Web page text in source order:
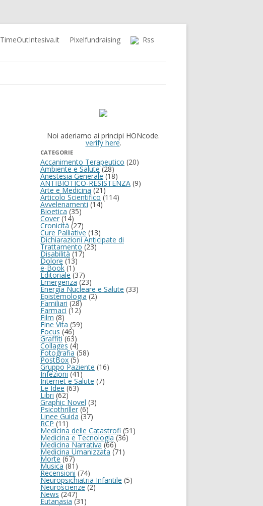
TimeOutIntesiva.it Pixelfundraising Rss
Noi aderiamo ai principi HONcode.
verify here.
CATEGORIE
Accanimento Terapeutico (20)
Ambiente e Salute(28)
Anestesia Generale(18)
ANTIBIOTICO-RESISTENZA (9)
Arte e Medicina(21)
Articolo Scientifico (114)
Avvelenamenti(14)
Bioetica(35)
Cover(14)
Cronicità (27)
Cure Palliative (13)
Dichiarazioni Anticipate di
Trattamento(23)
Disabilità(17)
Dolore(13)
e-Book(1)
Editoriale (37)
Emergenza (23)
Energia Nucleare e Salute (33)
Epistemologia(2)
Familiari(28)
Farmaci(12)
Film(8)
Fine Vita (59)
Focus(46)
Graffiti(63)
Collages (4)
Fotografia (58)
PostBox(5)
Gruppo Paziente (16)
Infezioni(41)
Internet e Salute (7)
Le Idee(63)
Libri(62)
Graphic Novel (3)
Psicothriller(6)
Linee Guida (37)
RCP(11)
Medicina delle Catastrofi (51)
Medicina e Tecnologia(36)
Medicina Narrativa(66)
Medicina Umanizzata (71)
Morte(67)
Musica(81)
Recensioni(74)
Neuropsichiatria Infantile (5)
Neuroscienze(2)
News(247)
Eutanasia (31)